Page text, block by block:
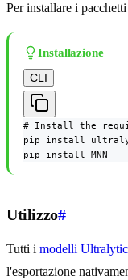
Per installare i
Installazione
CLI
# Install the
pip install
pip install MNN
Utilizzo#
Tutti i modelli
l'esportazione